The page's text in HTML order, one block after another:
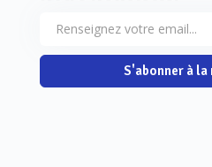
S'abonner à